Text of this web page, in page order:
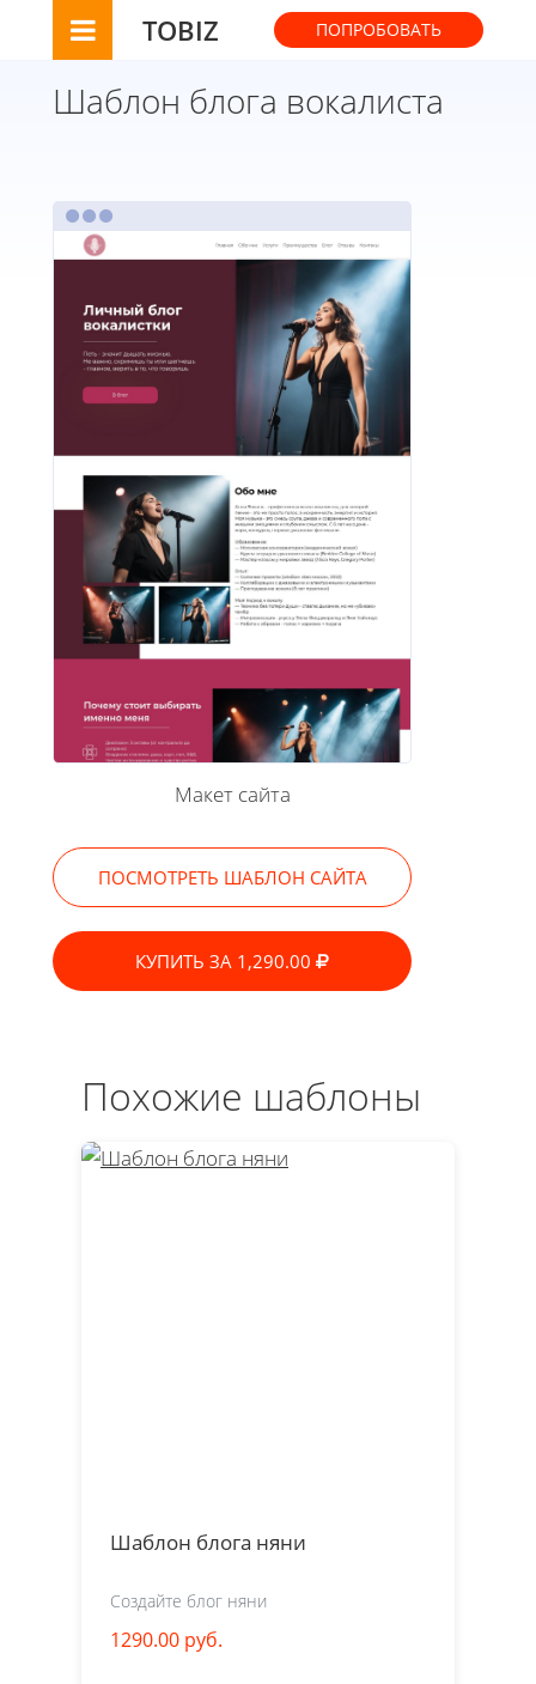
TOBIZ ПОПРОБОВАТЬ
Шаблон блога вокалиста
Макет сайта
ПОСМОТРЕТЬ ШАБЛОН САЙТА
КУПИТЬ ЗА 1,290.00
Похожие шаблоны
Шаблон блога няни
Создайте блог няни
1290.00 руб.